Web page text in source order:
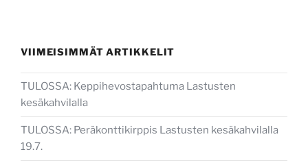
VIIMEISIMMÄT ARTIKKELIT
TULOSSA: Keppihevostapahtuma Lastusten
kesäkahvilalla
TULOSSA: Peräkonttikirppis Lastusten kesäkahvilalla
19.7.